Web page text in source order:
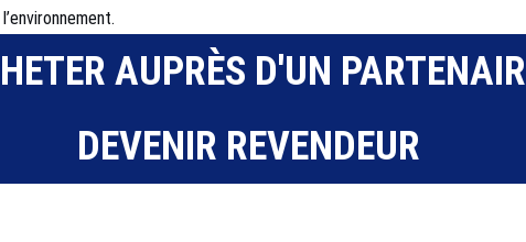
AUPRÈS D'UN
DEVENIR REVENDEUR